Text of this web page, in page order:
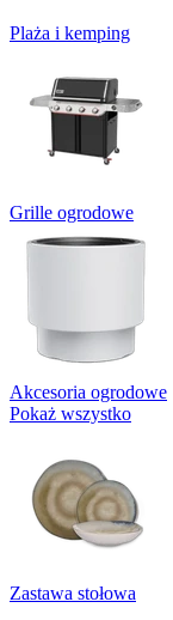
Plaża i kemping
Grille ogrodowe
Akcesoria ogrodowe
Pokaż wszystko
Zastawa stołowa